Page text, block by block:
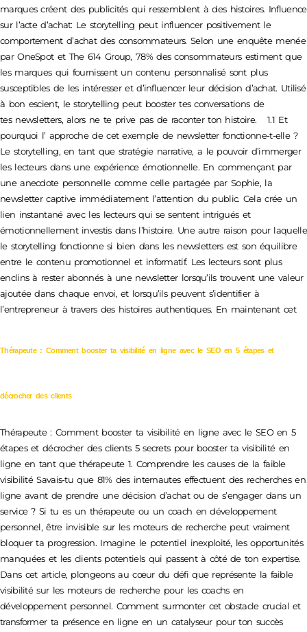
marques créent des publicités qui ressemblent à des histoires. Influence
sur l’acte d’achat: Le storytelling peut influencer positivement le
comportement d’achat des consommateurs. Selon une enquête menée
par OneSpot et The 614 Group, 78% des consommateurs estiment que
les marques qui fournissent un contenu personnalisé sont plus
susceptibles de les intéresser et d’influencer leur décision d’achat. Utilisé
à bon escient, le storytelling peut booster tes conversations de
tes newsletters, alors ne te prive pas de raconter ton histoire. 1.1 Et
pourquoi l’ approche de cet exemple de newsletter fonctionne-t-elle ?
Le storytelling, en tant que stratégie narrative, a le pouvoir d’immerger
les lecteurs dans une expérience émotionnelle. En commençant par
une anecdote personnelle comme celle partagée par Sophie, la
newsletter captive immédiatement l’attention du public. Cela crée un
lien instantané avec les lecteurs qui se sentent intrigués et
émotionnellement investis dans l’histoire. Une autre raison pour laquelle
le storytelling fonctionne si bien dans les newsletters est son équilibre
entre le contenu promotionnel et informatif. Les lecteurs sont plus
enclins à rester abonnés à une newsletter lorsqu’ils trouvent une valeur
ajoutée dans chaque envoi, et lorsqu’ils peuvent s’identifier à
l’entrepreneur à travers des histoires authentiques. En maintenant cet
Thérapeute : Comment booster ta visibilité en ligne avec le SEO en 5 étapes et
décrocher des clients
Thérapeute : Comment booster ta visibilité en ligne avec le SEO en 5
étapes et décrocher des clients 5 secrets pour booster ta visibilité en
ligne en tant que thérapeute 1. Comprendre les causes de la faible
visibilité Savais-tu que 81% des internautes effectuent des recherches en
ligne avant de prendre une décision d’achat ou de s’engager dans un
service ? Si tu es un thérapeute ou un coach en développement
personnel, être invisible sur les moteurs de recherche peut vraiment
bloquer ta progression. Imagine le potentiel inexploité, les opportunités
manquées et les clients potentiels qui passent à côté de ton expertise.
Dans cet article, plongeons au cœur du défi que représente la faible
visibilité sur les moteurs de recherche pour les coachs en
développement personnel. Comment surmonter cet obstacle crucial et
transformer ta présence en ligne en un catalyseur pour ton succès